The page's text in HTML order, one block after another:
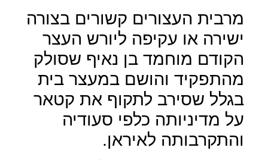
מרבית העצורים קשורים בצורה
ישירה או עקיפה ליורש העצר
הקודם מוחמד בן נאיף שסולק
מהתפקיד והושם במעצר בית
בגלל שסירב לתקוף את קטאר
על מדיניותה כלפי סעודיה
והתקרבותה לאיראן.